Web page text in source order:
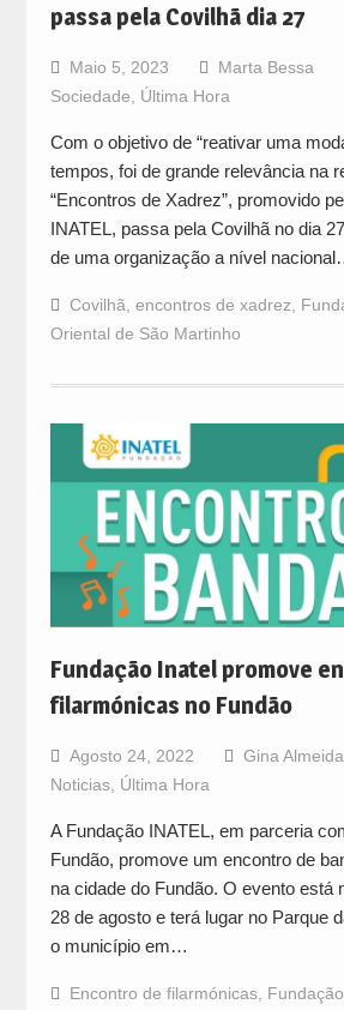
passa pela Covilhã dia 27
Maio 5, 2023 Marta Bessa
Sociedade
Última Hora
Com o objetivo de “reativar uma
tempos, foi de grande relevância na
“Encontros de Xadrez”, promovido
INATEL, passa pela Covilhã no dia
de uma organização a nível
Covilhã encontros de xadrez
Oriental de São Martinho
Fundação Inatel promove
filarmónicas no Fundão
Agosto 24, 2022 Gina Almeida
Noticias, Última Hora
A Fundação INATEL, em parceria
Fundão, promove um encontro de
na cidade do Fundão. O evento está
28 de agosto e terá lugar no Parque
o município em…
Encontro de filarmónicas,